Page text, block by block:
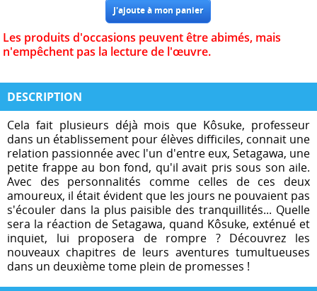
Les produits d'occasions peuvent être abimés, mais
n'empêchent pas la lecture de l'œuvre.
DESCRIPTION
Cela fait plusieurs déjà mois que Kôsuke, professeur
dans un établissement pour élèves difficiles, connait une
relation passionnée avec l'un d'entre eux, Setagawa, une
petite frappe au bon fond, qu'il avait pris sous son aile.
Avec des personnalités comme celles de ces deux
amoureux, il était évident que les jours ne pouvaient pas
s'écouler dans la plus paisible des tranquillités... Quelle
sera la réaction de Setagawa, quand Kôsuke, exténué et
inquiet, lui proposera de rompre ? Découvrez les
nouveaux chapitres de leurs aventures tumultueuses
dans un deuxième tome plein de promesses !